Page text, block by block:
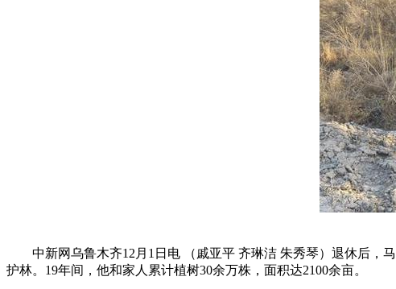
中新网乌鲁木齐12月1日电 （戚亚平 齐琳洁 朱秀琴）退休后，
护林。19年间，他和家人累计植树30余万株，面积达2100余亩。